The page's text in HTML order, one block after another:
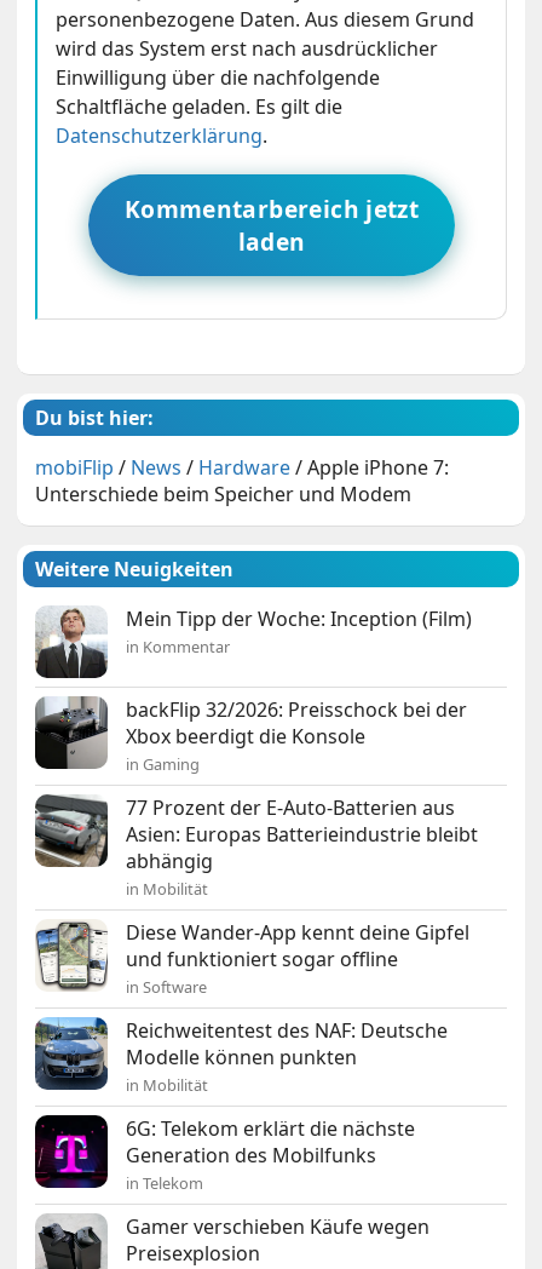
personenbezogene Daten. Aus diesem Grund
wird das System erst nach ausdrücklicher
Einwilligung über die nachfolgende
Schaltfläche geladen. Es gilt die
Datenschutzerklärung.
Kommentarbereich jetzt
laden
Du bist hier:
mobiFlip / News / Hardware/Apple iPhone 7:
Unterschiede beim Speicher und Modem
Weitere Neuigkeiten
Mein Tipp der Woche: Inception (Film)
in Kommentar
backFlip 32/2026: Preisschock bei der
Xbox beerdigt die Konsole
in Gaming
77 Prozent der E-Auto-Batterien aus
Asien: Europas Batterieindustrie bleibt
abhängig
in Mobilität
Diese Wander-App kennt deine Gipfel
und funktioniert sogar offline
in Software
Reichweitentest des NAF: Deutsche
Modelle können punkten
in Mobilität
6G: Telekom erklärt die nächste
Generation des Mobilfunks
in Telekom
Gamer verschieben Käufe wegen
Preisexplosion